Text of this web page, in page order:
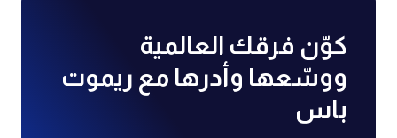
كوّن فرقك العالمية
ووسّعها وأدرها مع ريموت
باس